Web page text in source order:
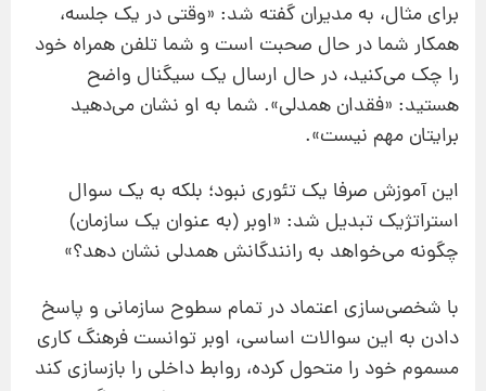
برای مثال، به مدیران گفته شد: «وقتی در یک جلسه،
همکار شما در حال صحبت است و شما تلفن همراه خود
را چک می‌کنید، در حال ارسال یک سیگنال واضح
هستید: «فقدان همدلی». شما به او نشان می‌دهید
برایتان مهم نیست».
این آموزش صرفا یک تئوری نبود؛ بلکه به یک سوال
استراتژیک تبدیل شد: «اوبر (به عنوان یک سازمان)
چگونه می‌خواهد به رانندگانش همدلی نشان دهد؟»
با شخصی‌سازی اعتماد در تمام سطوح سازمانی و پاسخ
دادن به این سوالات اساسی، اوبر توانست فرهنگ کاری
مسموم خود را متحول کرده، روابط داخلی را بازسازی کند